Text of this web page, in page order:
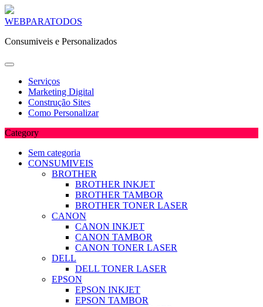
Skip
content
WEBPARATODOS
Consumiveis e Personalizados
Serviços
Marketing Digital
Construção Sites
Como Personalizar
Category
Sem categoria
CONSUMIVEIS
BROTHER
BROTHER INKJET
BROTHER TAMBOR
BROTHER TONER LASER
CANON
CANON INKJET
CANON TAMBOR
CANON TONER LASER
DELL
DELL TONER LASER
EPSON
EPSON INKJET
EPSON TAMBOR